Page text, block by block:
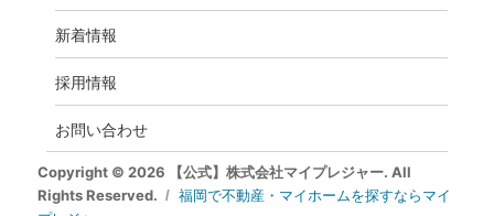
新着情報
採用情報
お問い合わせ
Copyright © 2026 【公式】株式会社マイプレジャー. All
Rights Reserved.
福岡で不動産・マイホームを探すならマイ